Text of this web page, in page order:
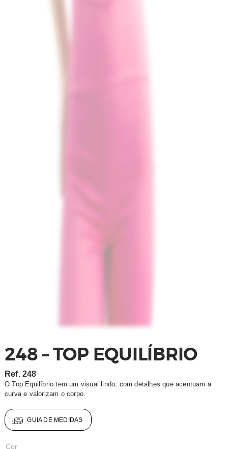
248 – TOP EQUILÍBRIO
Ref. 248
O Top Equilíbrio tem um visual lindo, com detalhes que acentuam a
curva e valorizam o corpo.
GUIA DE MEDIDAS
Cor